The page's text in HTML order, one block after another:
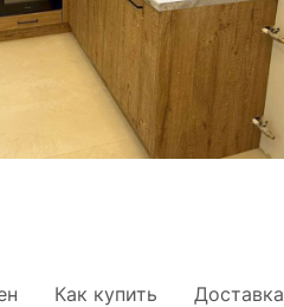
Как купить Доставка